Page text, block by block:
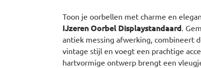
Toon je oorbellen met charme en
IJzeren Oorbel Displaystandaard .
antiek messing afwerking, combineert
vintage stijl en voegt een prachtige
hartvormige ontwerp brengt een